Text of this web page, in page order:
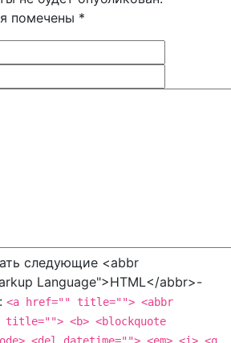
помечены *
следующие <abbr
Language">HTML</abbr>-
<a href="" title=""> <abbr
title=""> <b> <blockquote
<del datetime=""> <em> <i> <q